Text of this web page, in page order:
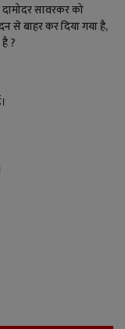
सावरकर को
से बाहर कर दिया गया है,
?